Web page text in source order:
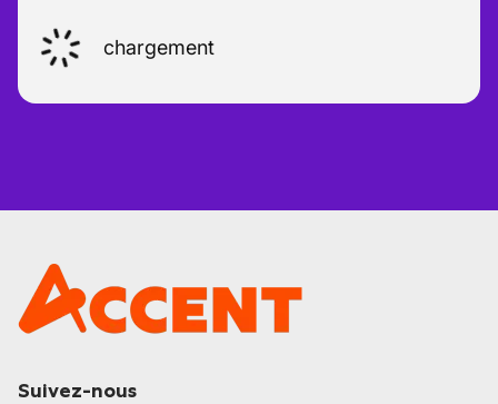
chargement
Suivez-nous